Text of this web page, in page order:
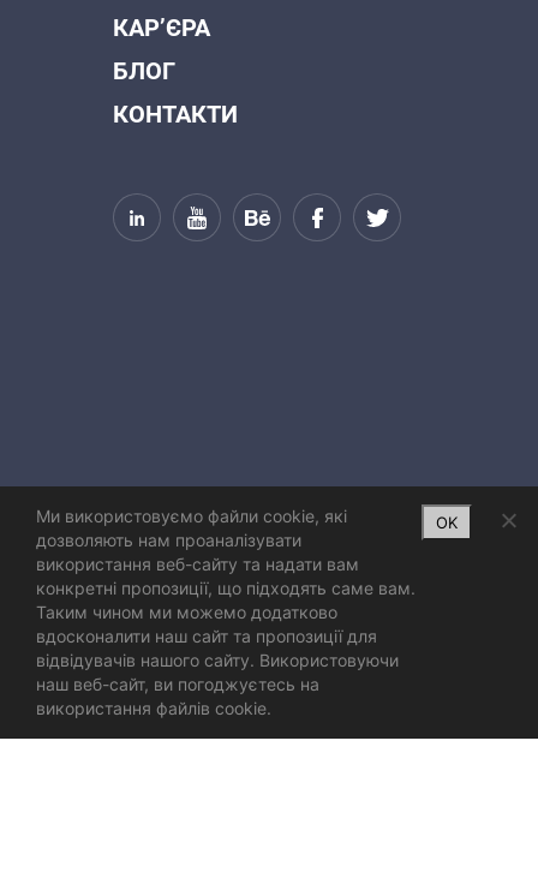
КАР’ЄРА
БЛОГ
КОНТАКТИ
Ми використовуємо файли cookie, які
дозволяють нам проаналізувати
використання веб-сайту та надати вам
конкретні пропозиції, що підходять саме вам.
Таким чином ми можемо додатково
вдосконалити наш сайт та пропозиції для
відвідувачів нашого сайту. Використовуючи
наш веб-сайт, ви погоджуєтесь на
використання файлів cookie.
OK